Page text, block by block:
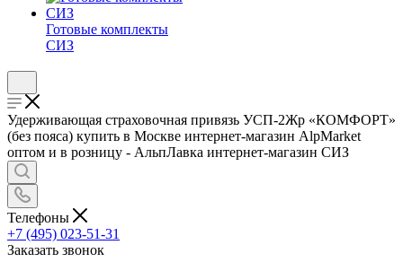
Готовые комплекты
СИЗ
Удерживающая страховочная привязь УСП-2Жр «КОМФОРТ»
(без пояса) купить в Москве интернет-магазин AlpMarket
оптом и в розницу - АльпЛавка интернет-магазин СИЗ
Телефоны
+7 (495) 023-51-31
Заказать звонок